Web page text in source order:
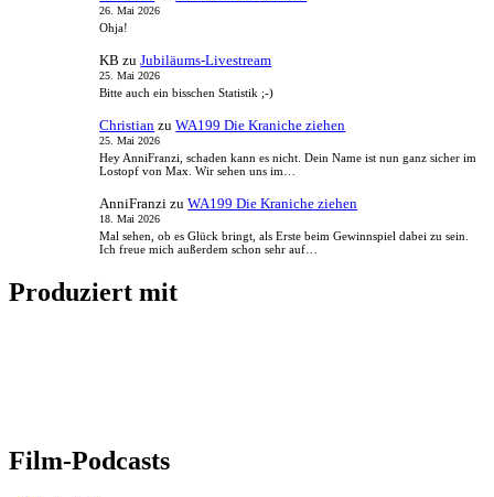
26. Mai 2026
Ohja!
KB zuJubiläums-Livestream
25. Mai 2026
Bitte auch ein bisschen Statistik ;-)
Christian zuWA199 Die Kraniche ziehen
25. Mai 2026
Hey AnniFranzi, schaden kann es nicht. Dein Name ist nun ganz sicher im
Lostopf von Max. Wir sehen uns im…
AnniFranzi zuWA199 Die Kraniche ziehen
18. Mai 2026
Mal sehen, ob es Glück bringt, als Erste beim Gewinnspiel dabei zu sein.
Ich freue mich außerdem schon sehr auf…
Produziert mit
Film-Podcasts